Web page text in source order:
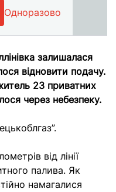
Одноразово
залишалася
відновити подачу.
23 приватних
через небезпеку.
від лінії
палива. Як
намагалися